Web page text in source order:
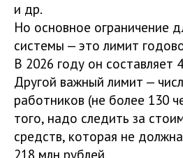
и др.
Но основное ограничение
системы — это лимит
В 2026 году он составляет
Другой важный лимит —
работников (не более 130
того, надо следить за
средств, которая не
218 млн рублей.